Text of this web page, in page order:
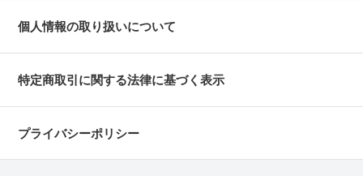
個人情報の取り扱いについて
特定商取引に関する法律に基づく表示
プライバシーポリシー